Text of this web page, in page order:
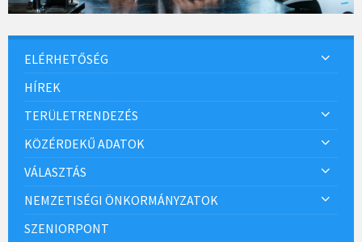
ELÉRHETŐSÉG
HÍREK
TERÜLETRENDEZÉS
KÖZÉRDEKŰ ADATOK
VÁLASZTÁS
NEMZETISÉGI ÖNKORMÁNYZATOK
SZENIORPONT